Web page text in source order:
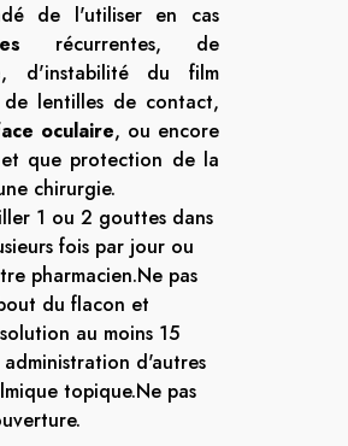
de l'utiliser en cas
récurrentes, de
, d'instabilité du film
lentilles de contact,
oculaire, ou encore
que protection de la
chirurgie.
1 ou 2 gouttes dans
fois par jour ou
pharmacien.Ne pas
du flacon et
au moins 15
d'autres
topique.Ne pas